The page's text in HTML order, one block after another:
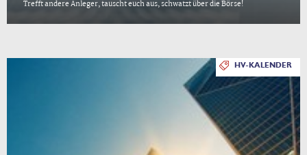
Trefft andere Anleger, tauscht euch aus, schwatzt über die Börse!
HV-KALENDER